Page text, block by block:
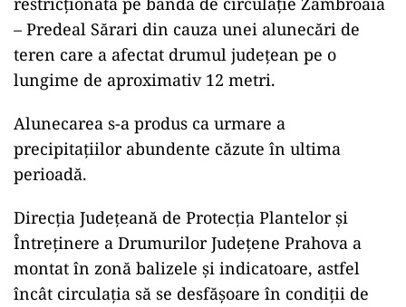
În zonă, se circulă doar pe sensul către Bacău,
prin semaforizare.
Probleme și în Prahova
Un drum județean din Prahova s-a surpat din
cauza ploilor din ultimele zile, iar circulația a
fost restricționată pe o singură bandă.
Potrivit Consiliului Județean Prahova, citat de
Mediafax, circulația pe DJ 219 a fost
restricționată pe banda de circulație Zâmbroaia
– Predeal Sărari din cauza unei alunecări de